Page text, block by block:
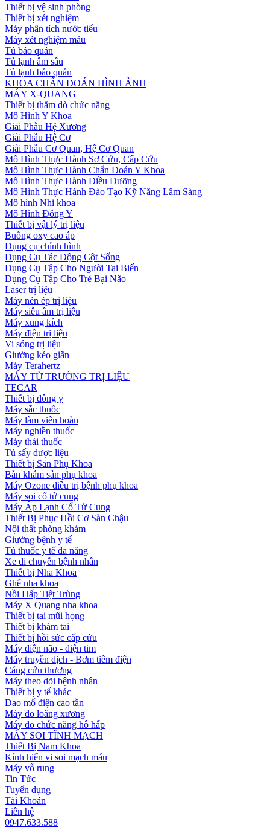
Thiết bị vệ sinh phòng
Thiết bị xét nghiệm
Máy phân tích nước tiểu
Máy xét nghiệm máu
Tủ bảo quản
Tủ lạnh âm sâu
Tủ lạnh bảo quản
KHOA CHẨN ĐOÁN HÌNH ẢNH
MÁY X-QUANG
Thiết bị thăm dò chức năng
Mô Hình Y Khoa
Giải Phẫu Hệ Xương
Giải Phẫu Hệ Cơ
Giải Phẫu Cơ Quan, Hệ Cơ Quan
Mô Hình Thực Hành Sơ Cứu, Cấp Cứu
Mô Hình Thực Hành Chẩn Đoán Y Khoa
Mô Hình Thực Hành Điều Dưỡng
Mô Hình Thực Hành Đào Tạo Kỹ Năng Lâm Sàng
Mô hình Nhi khoa
Mô Hình Đông Y
Thiết bị vật lý trị liệu
Buồng oxy cao áp
Dụng cụ chỉnh hình
Dụng Cụ Tác Động Cột Sống
Dụng Cụ Tập Cho Người Tai Biến
Dụng Cụ Tập Cho Trẻ Bại Não
Laser trị liệu
Máy nén ép trị liệu
Máy siêu âm trị liệu
Máy xung kích
Máy điện trị liệu
Vi sóng trị liệu
Giường kéo giãn
Máy Terahertz
MÁY TỪ TRƯỜNG TRỊ LIỆU
TECAR
Thiết bị đông y
Máy sắc thuốc
Máy làm viên hoàn
Máy nghiền thuốc
Máy thái thuốc
Tủ sấy dược liệu
Thiết bị Sản Phụ Khoa
Bàn khám sản phụ khoa
Máy Ozone điều trị bệnh phụ khoa
Máy soi cổ tử cung
Máy Áp Lạnh Cổ Tử Cung
Thiết Bị Phục Hồi Cơ Sàn Chậu
Nội thất phòng khám
Giường bệnh y tế
Tủ thuốc y tế đa năng
Xe di chuyển bệnh nhân
Thiết bị Nha Khoa
Ghế nha khoa
Nồi Hấp Tiệt Trùng
Máy X Quang nha khoa
Thiết bị tai mũi họng
Thiết bị khám tai
Thiết bị hồi sức cấp cứu
Máy điện não - điện tim
Máy truyền dịch - Bơm tiêm điện
Cáng cứu thương
Máy theo dõi bệnh nhân
Thiết bị y tế khác
Dao mổ điện cao tần
Máy đo loãng xương
Máy đo chức năng hô hấp
MÁY SOI TĨNH MẠCH
Thiết Bị Nam Khoa
Kính hiển vi soi mạch máu
Máy vỗ rung
Tin Tức
Tuyển dụng
Tài Khoản
Liên hệ
0947.633.588